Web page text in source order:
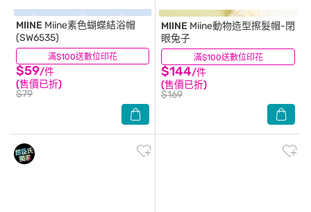
滿$100送數位印花
MIINE Miine素色蝴蝶結浴帽
(SW6535)
$59/件
(售價已折)
$79
(1) 滿$100送數位印花
MIINE Miine動物造型擦髮帽-閉
眼兔子
$144/件
(售價已折)
$169
(4)